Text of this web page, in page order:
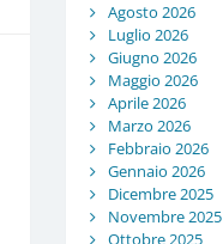
Agosto 2026
Luglio 2026
Giugno 2026
Maggio 2026
Aprile 2026
Marzo 2026
Febbraio 2026
Gennaio 2026
Dicembre 2025
Novembre 2025
Ottobre 2025